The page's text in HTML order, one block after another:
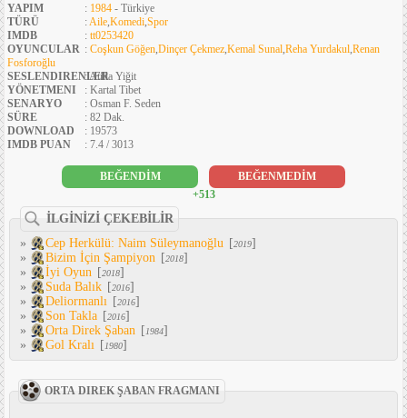
YAPIM : 1984 - Türkiye
TÜRÜ
: Aile Komedi Spor
IMDB
: tt0253420
OYUNCULAR : Coşkun Göğen Dinçer Çekmez Kemal Sunal Reha Yurdakul Renan
Fosforoğlu
SESLENDIRENLER: Atilla Yiğit
YÖNETMENI
: Kartal Tibet
SENARYO
: Osman F. Seden
SÜRE
: 82 Dak.
DOWNLOAD
: 19573
IMDB PUAN
: 7.4 / 3013
BEĞENDİM
BEĞENMEDİM
+513
İLGİNİZİ ÇEKEBİLİR
»
Cep Herkülü: Naim Süleymanoğlu [2019]
»
Bizim İçin Şampiyon [2018]
»
İyi Oyun [2018]
»
Suda Balık [2016]
»
Deliormanlı [2016]
»
Son Takla [2016]
»
Orta Direk Şaban [ 1984]
»
Gol Kralı [ 1980]
ORTA DIREK ŞABAN FRAGMANI